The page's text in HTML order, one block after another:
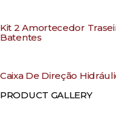
Kit 2 Amortecedor
Batentes
Caixa De Direção
PRODUCT GALLERY